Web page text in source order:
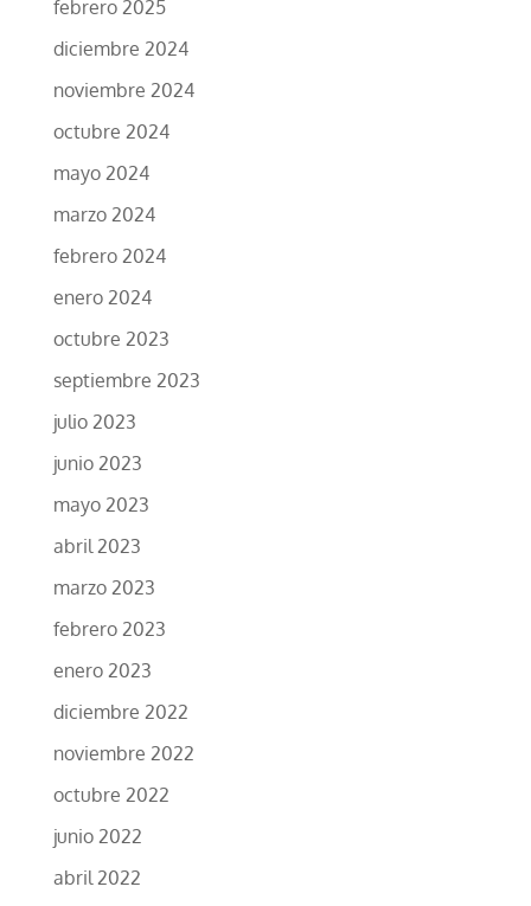
febrero 2025
diciembre 2024
noviembre 2024
octubre 2024
mayo 2024
marzo 2024
febrero 2024
enero 2024
octubre 2023
septiembre 2023
julio 2023
junio 2023
mayo 2023
abril 2023
marzo 2023
febrero 2023
enero 2023
diciembre 2022
noviembre 2022
octubre 2022
junio 2022
abril 2022